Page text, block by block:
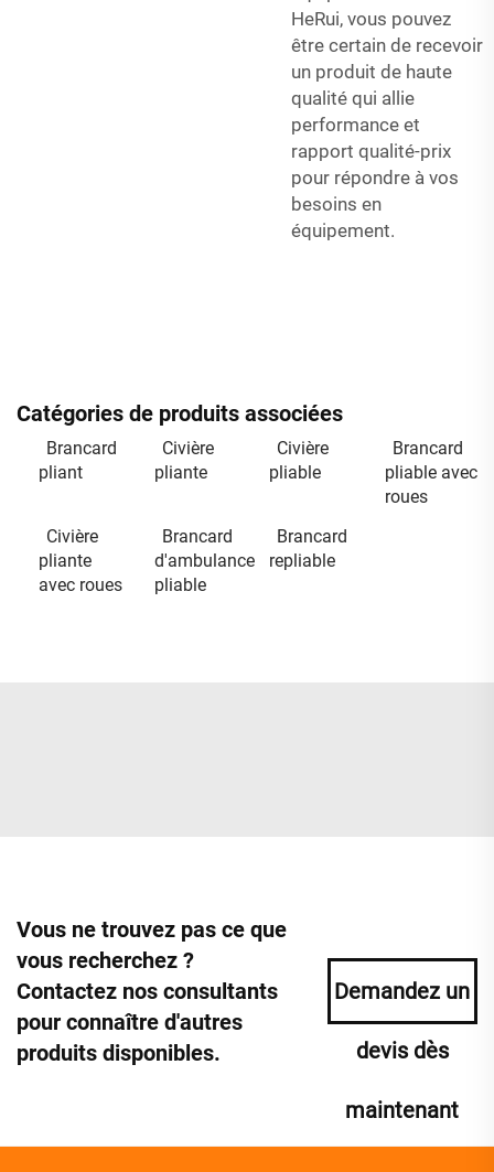
HeRui, vous pouvez
être certain de recevoir
un produit de haute
qualité qui allie
performance et
rapport qualité-prix
pour répondre à vos
besoins en
équipement.
Catégories de produits associées
Brancard
pliant
Civière
pliante
Civière
pliable
Brancard
pliable avec
roues
Civière
pliante
avec roues
Brancard
d'ambulance
pliable
Brancard
repliable
Vous ne trouvez pas ce que
vous recherchez ?
Contactez nos consultants
pour connaître d'autres
produits disponibles.
Demandez un
devis dès
maintenant